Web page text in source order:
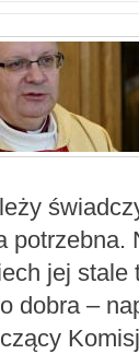
potrzebna.
jej
dobra –